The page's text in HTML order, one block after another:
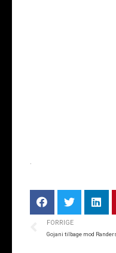
FORRIGE
Gojani tilbage mod